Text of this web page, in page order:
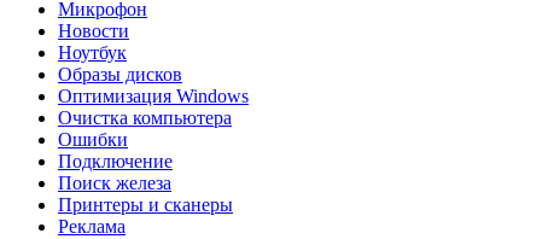
Микрофон
Новости
Ноутбук
Образы дисков
Оптимизация Windows
Очистка компьютера
Ошибки
Подключение
Поиск железа
Принтеры и сканеры
Реклама